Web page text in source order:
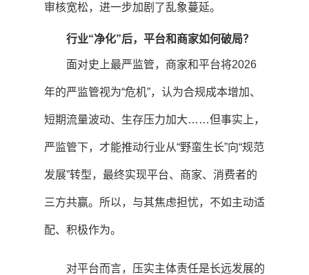
审核宽松，进一步加剧了乱象蔓延。
行业“净化”后，平台和商家如何破局？
面对史上最严监管，商家和平台将2026
年的严监管视为“危机”，认为合规成本增加、
短期流量波动、生存压力加大……但事实上，
严监管下，才能推动行业从“野蛮生长”向“规范
发展”转型，最终实现平台、商家、消费者的
三方共赢。所以，与其焦虑担忧，不如主动适
配、积极作为。
对平台而言，压实主体责任是长远发展的